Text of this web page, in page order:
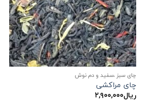
چای سبز ،سفید و دم نوش
چای مراکشی
ریال۲,۹۰۰,۰۰۰